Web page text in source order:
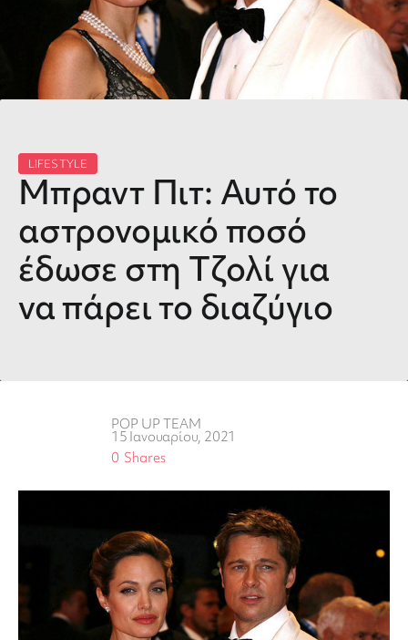
LIFESTYLE
Μπραντ Πιτ: Αυτό το
αστρονομικό ποσό
έδωσε στη Τζολί για
να πάρει το διαζύγιο
POP UP TEAM
15 Ιανουαρίου, 2021
Shares
0